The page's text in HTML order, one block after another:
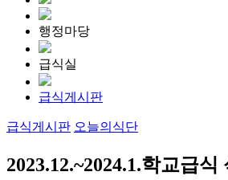
행정마당
급식실
급식게시판
급식게시판 오늘의식단
2023.12.~2024.1.학교급